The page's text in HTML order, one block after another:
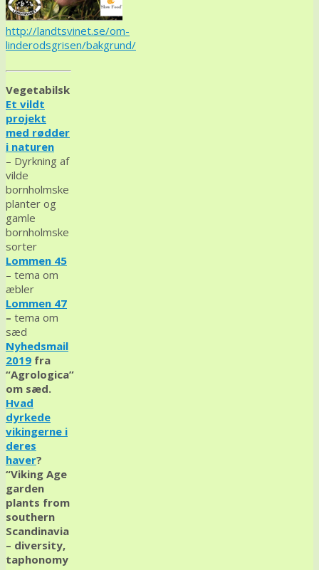
http://landtsvinet.se/om-
linderodsgrisen/bakgrund/
Vegetabilsk
Et vildt
projekt
med rødder
i naturen
– Dyrkning af
vilde
bornholmske
planter og
gamle
bornholmske
sorter
Lommen 45
– tema om
æbler
Lommen 47
– tema om
sæd
Nyhedsmail
2019 fra
“Agrologica”
om sæd.
Hvad
dyrkede
vikingerne i
deres
haver?
“Viking Age
garden
plants from
southern
Scandinavia
– diversity,
taphonomy